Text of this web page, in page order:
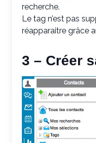
recherche.
Le tag n’est pas
réapparaitre grâce
3 – Créer